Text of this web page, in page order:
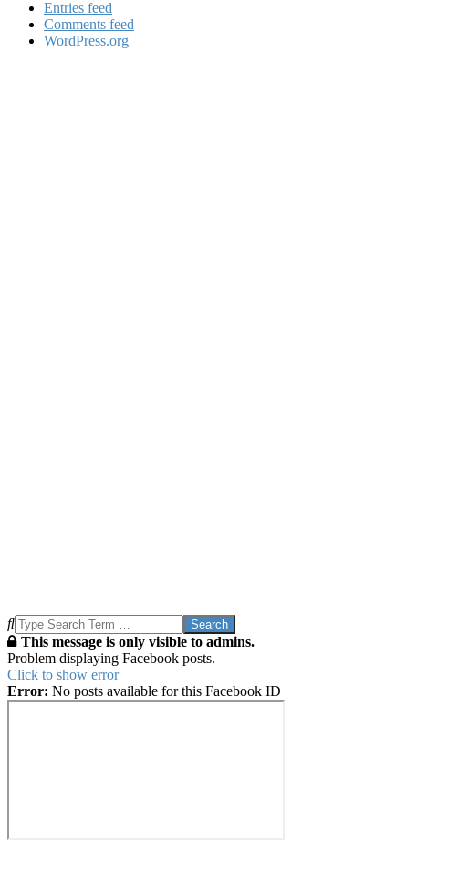
Entries feed
Comments feed
WordPress.org
Search
This message is only visible to admins.
Problem displaying Facebook posts.
Click to show error
Error: No posts available for this Facebook ID